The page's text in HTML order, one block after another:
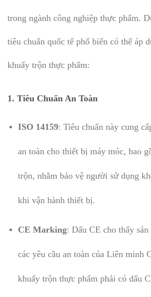
trong ngành công nghiệp thực phẩm.
tiêu chuẩn quốc tế phổ biến có thể áp
khuấy trộn thực phẩm:
1. Tiêu Chuẩn An Toàn
ISO 14159: Tiêu chuẩn này cung
an toàn cho thiết bị máy móc, bao
trộn, nhằm bảo vệ người sử dụng
khi vận hành thiết bị.
CE Marking: Dấu CE cho thấy sản
các yêu cầu an toàn của Liên minh
khuấy trộn thực phẩm phải có dấu